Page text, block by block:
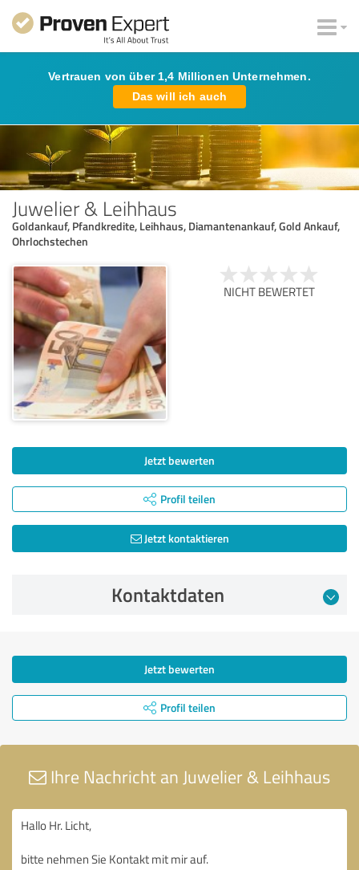
Vertrauen von über 1,4 Millionen Unternehmen.
Das will ich auch
Juwelier & Leihhaus
Goldankauf, Pfandkredite, Leihhaus, Diamantenankauf, Gold Ankauf,
Ohrlochstechen
NICHT BEWERTET
Jetzt bewerten
Profil teilen
Jetzt kontaktieren
Kontaktdaten
Jetzt bewerten
Profil teilen
Ihre Nachricht an Juwelier & Leihhaus